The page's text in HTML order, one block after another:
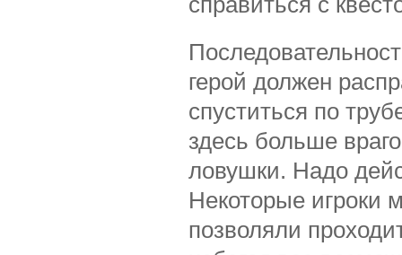
герой должен
спуститься по
здесь больше
ловушки. Надо
Некоторые игроки
позволяли